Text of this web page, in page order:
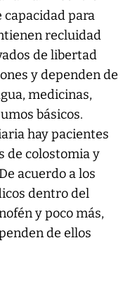
capacidad para
recluidad
de libertad
y dependen de
medicinas,
básicos.
hay pacientes
de colostomia y
acuerdo a los
dentro del
y poco más,
de ellos